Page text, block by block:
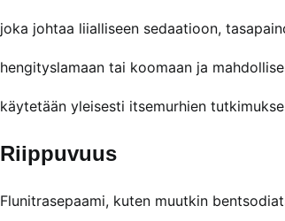
joka johtaa liialliseen sedaatioon,
hengityslamaan tai koomaan ja
käytetään yleisesti itsemurhien
Riippuvuus
Flunitrasepaami, kuten muutkin